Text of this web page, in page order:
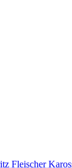
Fleischer